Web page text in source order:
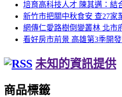
培育高科技人才 陳其邁：結
新竹市把關中秋食安 查27家
網傳仁愛路樹倒變叢林 北市
看好房市前景 高雄第3季開
未知的資訊提供
商品標籤